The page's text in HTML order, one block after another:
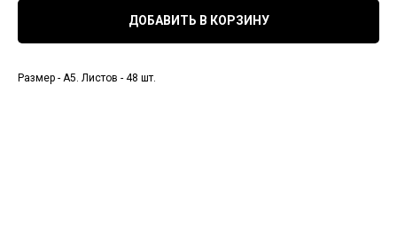
ДОБАВИТЬ В КОРЗИНУ
Размер - А5. Листов - 48 шт.